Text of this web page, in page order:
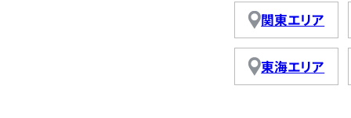
関東エリア
東海エリア